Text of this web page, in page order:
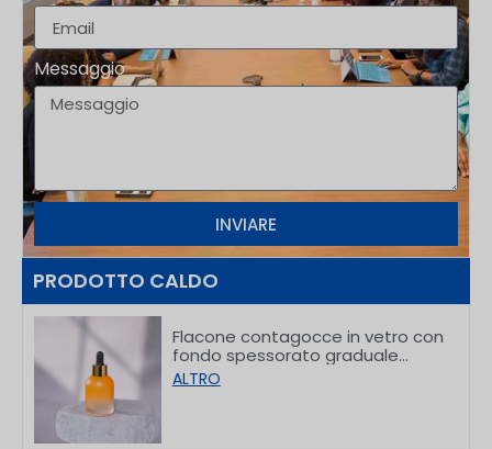
Messaggio
INVIARE
PRODOTTO CALDO
Flacone contagocce in vetro con
fondo spessorato graduale
personalizzato da 30 ml
ALTRO